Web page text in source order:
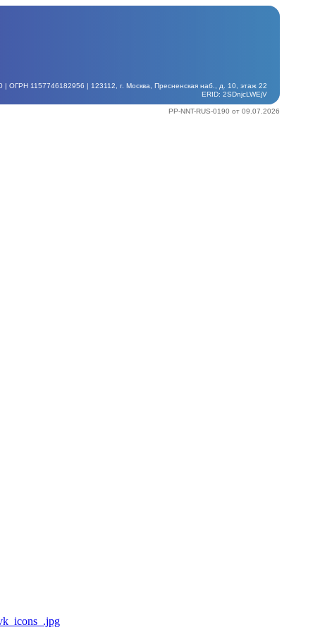
1157746182956 | 123112, г. Москва, Пресненская наб., д. 10, этаж 22
ERID: 2SDnjcLWEjV
PP-NNT-RUS-0190 от 09.07.2026